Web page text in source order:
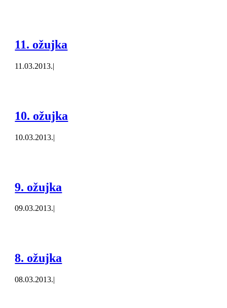
11. ožujka
11.03.2013.|
10. ožujka
10.03.2013.|
9. ožujka
09.03.2013.|
8. ožujka
08.03.2013.|